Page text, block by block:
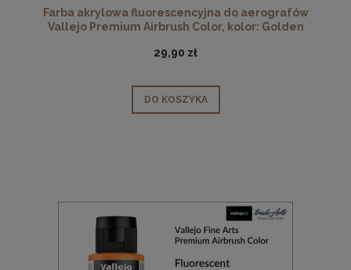
Farba akrylowa fluorescencyjna do aerografów
Vallejo Premium Airbrush Color, kolor: Golden
29,90 zł
DO KOSZYKA